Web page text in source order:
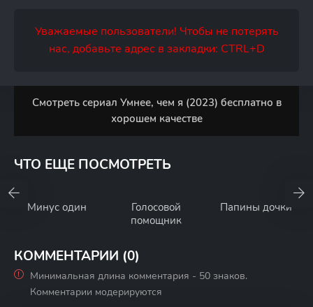
Уважаемые пользователи! Чтобы не потерять
нас, добавьте адрес в закладки: CTRL+D
Смотреть сериал Умнее, чем я (2023) бесплатно в
хорошем качестве
ЧТО ЕЩЕ ПОСМОТРЕТЬ
Минус один
Голосовой
помощник
Папины дочки
КОММЕНТАРИИ (0)
Минимальная длина комментария - 50 знаков.
Комментарии модерируются